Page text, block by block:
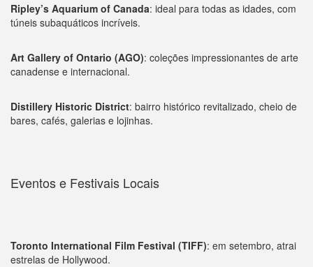
Ripley’s Aquarium of Canada: ideal para todas as idades, com
túneis subaquáticos incríveis.
Art Gallery of Ontario (AGO): coleções impressionantes de arte
canadense e internacional.
Distillery Historic District: bairro histórico revitalizado, cheio de
bares, cafés, galerias e lojinhas.
Eventos e Festivais Locais
Toronto International Film Festival (TIFF): em setembro, atrai
estrelas de Hollywood.